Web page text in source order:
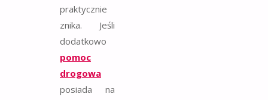
praktycznie
znika. Jeśli
dodatkowo
pomoc
drogowa
posiada na